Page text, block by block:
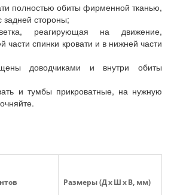
полностью обиты фирменной тканью,
задней стороны;
реагирующая на движение,
части спинки кровати и в нижней части
доводчиками и внутри обиты
и тумбы прикроватные, на нужную
Размеры (Д x Ш x В, мм)